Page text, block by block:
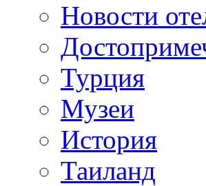
Новости
Турция
Музеи
История
Таиланд